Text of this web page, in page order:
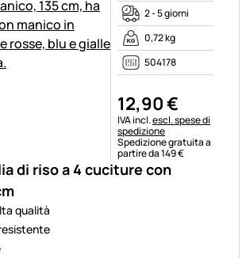
di riso a 4 cuciture con
qualità
2 - 5 giorni
0,72 kg
504178
12,90€
Informazioni fiscali:
IVA incl.escl. spese di
spedizione
Spedizione gratuita a
partire da 149 €